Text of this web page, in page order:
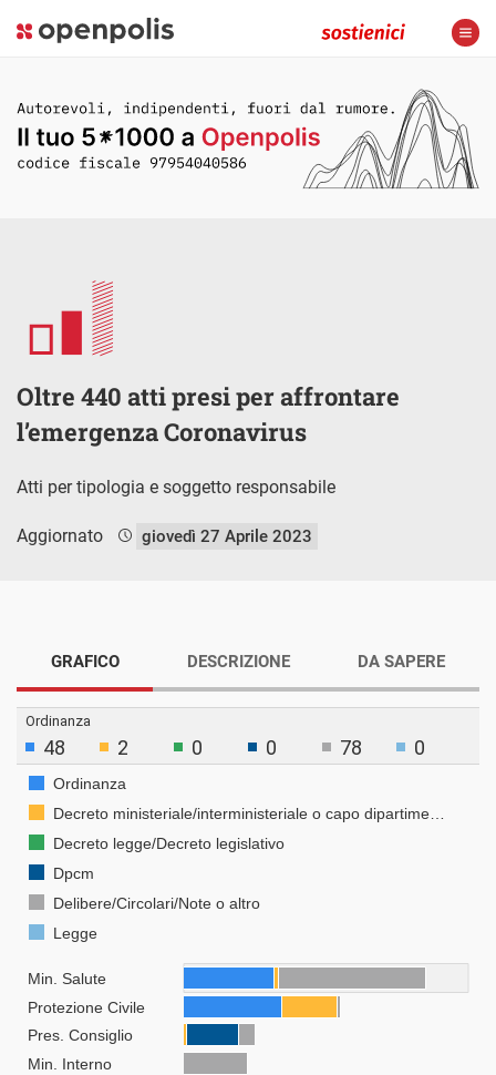
Oltre 440 atti presi per affrontare
l’emergenza Coronavirus
Atti per tipologia e soggetto responsabile
Aggiornato giovedì 27 Aprile 2023
GRAFICO DESCRIZIONE DA SAPERE